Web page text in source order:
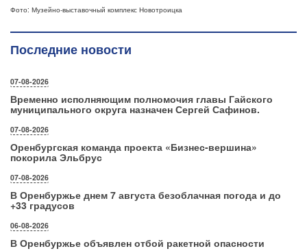
Фото: Музейно-выставочный комплекс Новотроицка
Последние новости
07-08-2026
Временно исполняющим полномочия главы Гайского
муниципального округа назначен Сергей Сафинов.
07-08-2026
Оренбургская команда проекта «Бизнес‑вершина»
покорила Эльбрус
07-08-2026
В Оренбуржье днем 7 августа безоблачная погода и до
+33 градусов
06-08-2026
В Оренбуржье объявлен отбой ракетной опасности